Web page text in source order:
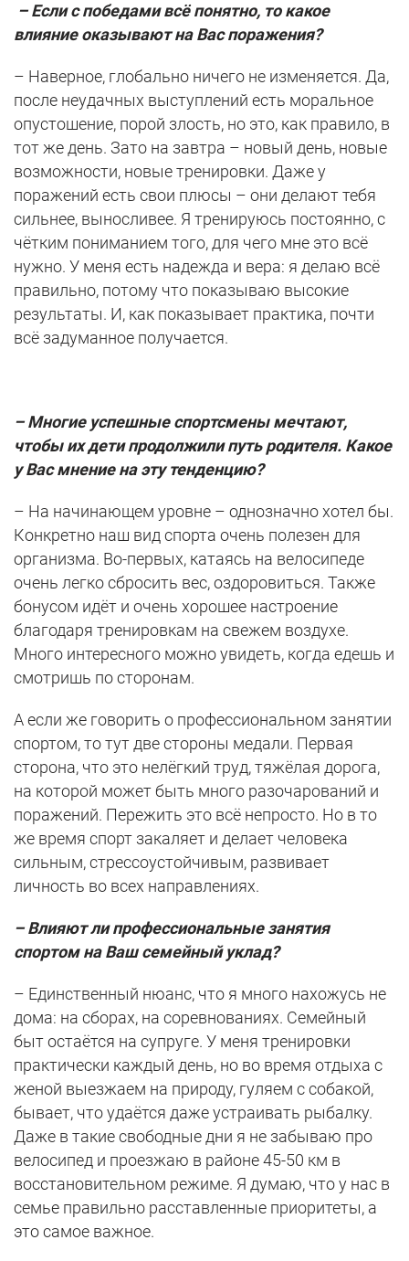
– Если с победами всё понятно, то какое
влияние оказывают на Вас поражения?
– Наверное, глобально ничего не изменяется. Да,
после неудачных выступлений есть моральное
опустошение, порой злость, но это, как правило, в
тот же день. Зато на завтра – новый день, новые
возможности, новые тренировки. Даже у
поражений есть свои плюсы – они делают тебя
сильнее, выносливее. Я тренируюсь постоянно, с
чётким пониманием того, для чего мне это всё
нужно. У меня есть надежда и вера: я делаю всё
правильно, потому что показываю высокие
результаты. И, как показывает практика, почти
всё задуманное получается.
– Многие успешные спортсмены мечтают,
чтобы их дети продолжили путь родителя. Какое
у Вас мнение на эту тенденцию?
– На начинающем уровне – однозначно хотел бы.
Конкретно наш вид спорта очень полезен для
организма. Во-первых, катаясь на велосипеде
очень легко сбросить вес, оздоровиться. Также
бонусом идёт и очень хорошее настроение
благодаря тренировкам на свежем воздухе.
Много интересного можно увидеть, когда едешь и
смотришь по сторонам.
А если же говорить о профессиональном занятии
спортом, то тут две стороны медали. Первая
сторона, что это нелёгкий труд, тяжёлая дорога,
на которой может быть много разочарований и
поражений. Пережить это всё непросто. Но в то
же время спорт закаляет и делает человека
сильным, стрессоустойчивым, развивает
личность во всех направлениях.
– Влияют ли профессиональные занятия
спортом на Ваш семейный уклад?
– Единственный нюанс, что я много нахожусь не
дома: на сборах, на соревнованиях. Семейный
быт остаётся на супруге. У меня тренировки
практически каждый день, но во время отдыха с
женой выезжаем на природу, гуляем с собакой,
бывает, что удаётся даже устраивать рыбалку.
Даже в такие свободные дни я не забываю про
велосипед и проезжаю в районе 45-50 км в
восстановительном режиме. Я думаю, что у нас в
семье правильно расставленные приоритеты, а
это самое важное.